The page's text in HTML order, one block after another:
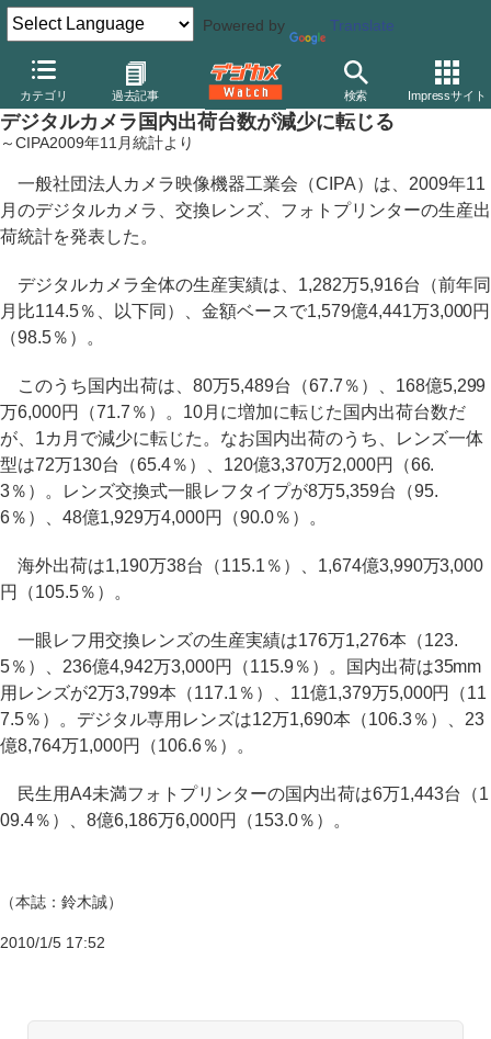
Powered by Translate
カテゴリ 過去記事 検索 Impressサイト
デジカメ Watch 業界動向 市場
デジタルカメラ国内出荷台数が減少に転じる
～CIPA2009年11月統計より
一般社団法人カメラ映像機器工業会（CIPA）は、2009年11
月のデジタルカメラ、交換レンズ、フォトプリンターの生産出
荷統計を発表した。
デジタルカメラ全体の生産実績は、1,282万5,916台（前年同
月比114.5％、以下同）、金額ベースで1,579億4,441万3,000円
（98.5％）。
このうち国内出荷は、80万5,489台（67.7％）、168億5,299
万6,000円（71.7％）。10月に増加に転じた国内出荷台数だ
が、1カ月で減少に転じた。なお国内出荷のうち、レンズ一体
型は72万130台（65.4％）、120億3,370万2,000円（66.
3％）。レンズ交換式一眼レフタイプが8万5,359台（95.
6％）、48億1,929万4,000円（90.0％）。
海外出荷は1,190万38台（115.1％）、1,674億3,990万3,000
円（105.5％）。
一眼レフ用交換レンズの生産実績は176万1,276本（123.
5％）、236億4,942万3,000円（115.9％）。国内出荷は35mm
用レンズが2万3,799本（117.1％）、11億1,379万5,000円（11
7.5％）。デジタル専用レンズは12万1,690本（106.3％）、23
億8,764万1,000円（106.6％）。
民生用A4未満フォトプリンターの国内出荷は6万1,443台（1
09.4％）、8億6,186万6,000円（153.0％）。
（本誌：鈴木誠）
2010/1/5 17:52